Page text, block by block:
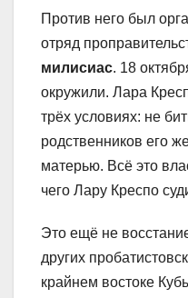
Против него был
отряд
милисиас. 18
окружили. Лара
трёх условиях: не
родственников его
матерью. Всё это
чего Лару Креспо
Это ещё не
других
крайнем востоке